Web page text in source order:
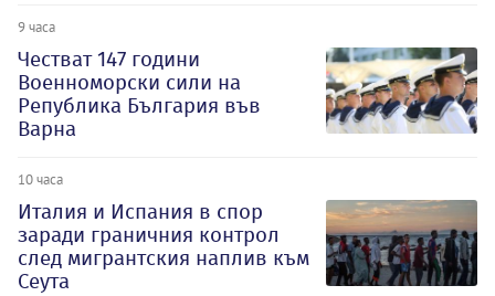
9 часа
Честват 147 години
Военноморски сили на
Република България във
Варна
10 часа
Италия и Испания в спор
заради граничния контрол
след мигрантския наплив към
Сеута